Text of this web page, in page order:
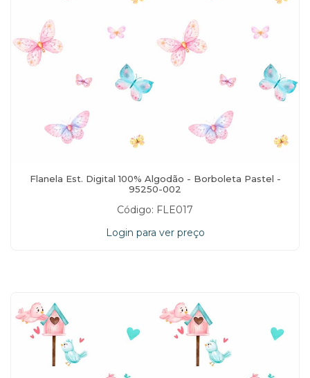
Flanela Est. Digital 100% Algodão - Borboleta Pastel -
95250-002
Código: FLE017
Login para ver preço